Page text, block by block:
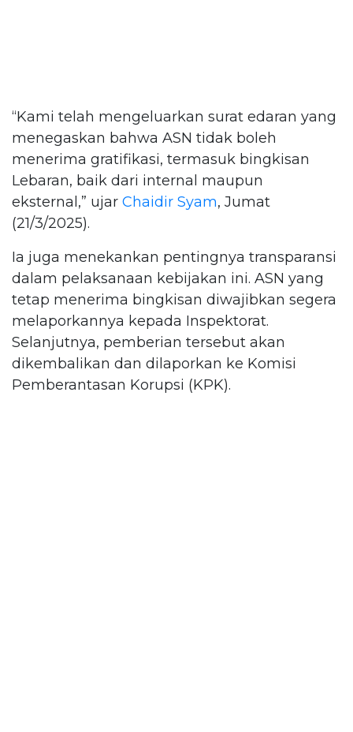
“Kami telah mengeluarkan surat edaran yang
menegaskan bahwa ASN tidak boleh
menerima gratifikasi, termasuk bingkisan
Lebaran, baik dari internal maupun
eksternal,” ujar Chaidir Syam, Jumat
(21/3/2025).
Ia juga menekankan pentingnya transparansi
dalam pelaksanaan kebijakan ini. ASN yang
tetap menerima bingkisan diwajibkan segera
melaporkannya kepada Inspektorat.
Selanjutnya, pemberian tersebut akan
dikembalikan dan dilaporkan ke Komisi
Pemberantasan Korupsi (KPK).